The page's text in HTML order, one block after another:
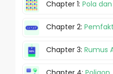
Chapter 1:Pola
Chapter 2:
Chapter 3:Rumus